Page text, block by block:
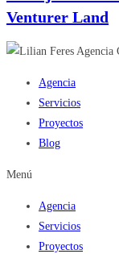
Venturer Land
Agencia
Servicios
Proyectos
Blog
Menú
Agencia
Servicios
Proyectos